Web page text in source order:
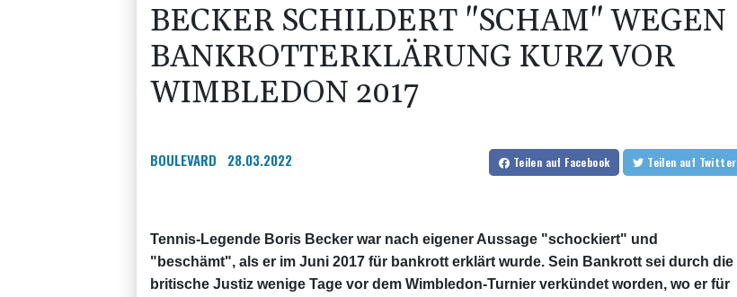
BECKER SCHILDERT "SCHAM" WEGEN
BANKROTTERKLÄRUNG KURZ VOR
WIMBLEDON 2017
BOULEVARD 28.03.2022 Teilen auf Facebook Teilen auf Twitter
Tennis-Legende Boris Becker war nach eigener Aussage "schockiert" und
"beschämt", als er im Juni 2017 für bankrott erklärt wurde. Sein Bankrott sei durch die
britische Justiz wenige Tage vor dem Wimbledon-Turnier verkündet worden, wo er für